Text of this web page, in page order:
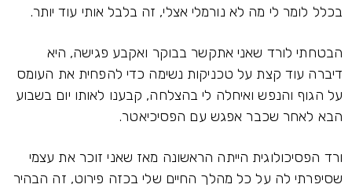
בכלל לומר לי מה לא נורמלי אצלי, זה בלבל אותי עוד יותר.
הבטחתי לורד שאני אתקשר בבוקר ואקבע פגישה, היא
דיברה עוד קצת על טכניקות נשימה כדי להפחית את העומס
על הגוף והנפש ואיחלה לי בהצלחה, קבענו לאותו יום בשבוע
הבא לאחר שכבר אפגש עם הפסיכיאטר.
ורד הפסיכולוגית הייתה הראשונה מאז שאני זוכר את עצמי
שסיפרתי לה על כל מהלך החיים שלי בכזה פירוט, זה הבהיר